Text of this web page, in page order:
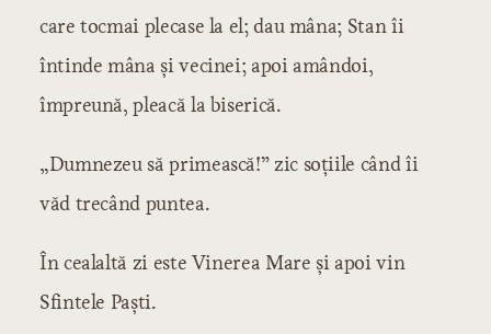
care tocmai plecase la el; dau mâna; Stan îi
întinde mâna și vecinei; apoi amândoi,
împreună, pleacă la biserică.
„Dumnezeu să primească!” zic soțiile când îi
văd trecând puntea.
În cealaltă zi este Vinerea Mare și apoi vin
Sfintele Paști.